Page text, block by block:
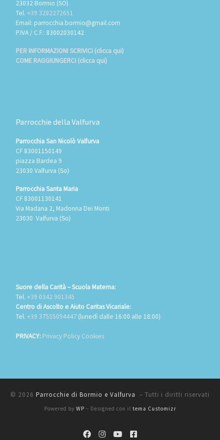
23032 Bormio (SO)
Tel. +39 3282272651
Email: parrocchia.bormio@gmail.com
P.IVA / C.F.: 83002030142
PER INFORMAZIONI SCRIVICI (clicca qui)
COME RAGGIUNGERCI (clicca qui)
Parrocchie della Valfurva
Parrocchia San Nicolò Valfurva
CF 83001150149
piazza Bardea 9
23030 Valfurva (So)
Parrocchia Santa Maria
CF 83001130141
Via Madana 2, Madonna Dei Monti
23030 Valfurva (So)
Suore della Carità – Scuola Materna:
Tel. +39 0342 901345
Centro di Ascolto e Aiuto Caritas Vicariale:
Tel. +39 37555094447(lunedì dalle 16:00 alle 18:00)
PRIVACY: Privacy Policy Cookies
© 2026 Parrocchie di Bormio e Valfurva – Tutti i diritti riservati
Powered by WP – Designed con il tema Customizr